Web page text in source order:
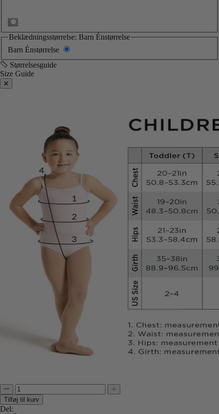
Beklædningsstørrelse: Barn Énstørrelse
Barn Énstørrelse
Størrelsesguide
Size Guide
Tilføj til kurv
Del: